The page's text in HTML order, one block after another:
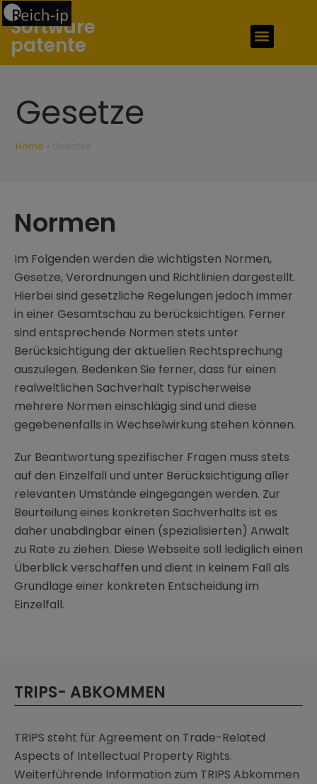
Software
patente
Gesetze
Home
Normen
Im Folgenden werden die wichtigsten Normen,
Gesetze, Verordnungen und Richtlinien dargestellt.
Hierbei sind gesetzliche Regelungen jedoch immer
in einer Gesamtschau zu berücksichtigen. Ferner
sind entsprechende Normen stets unter
Berücksichtigung der aktuellen Rechtsprechung
auszulegen. Bedenken Sie ferner, dass für einen
realweltlichen Sachverhalt typischerweise
mehrere Normen einschlägig sind und diese
gegebenenfalls in Wechselwirkung stehen können.
Zur Beantwortung spezifischer Fragen muss stets
auf den Einzelfall und unter Berücksichtigung aller
relevanten Umstände eingegangen werden. Zur
Beurteilung eines konkreten Sachverhalts ist es
daher unabdingbar einen (spezialisierten) Anwalt
zu Rate zu ziehen. Diese Webseite soll lediglich einen
Überblick verschaffen und dient in keinem Fall als
Grundlage einer konkreten Entscheidung im
Einzelfall.
TRIPS- ABKOMMEN
TRIPS steht für Agreement on Trade-Related
Aspects of Intellectual Property Rights.
Weiterführende Information zum TRIPS Abkommen